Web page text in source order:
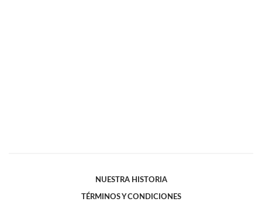
NUESTRA HISTORIA
TÉRMINOS Y CONDICIONES